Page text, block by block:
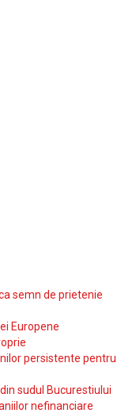
semn de prietenie
Europene
persistente pentru
sudul Bucurestiului
nefinanciare